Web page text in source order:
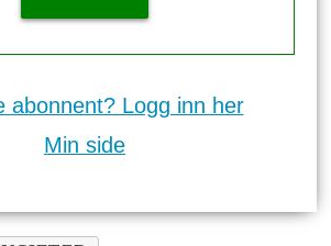
abonnent? Logg inn her
Min side